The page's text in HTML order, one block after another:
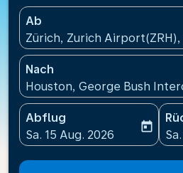
Ab
Zürich, Zurich Airport(ZRH),
Nach
Houston, George Bush
Abflug
fc-booking-departure-
Sa. 15 Aug. 2026
today